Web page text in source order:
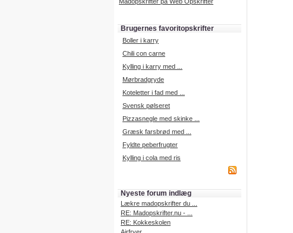
Brugernes favoritopskrifter
Boller i karry
Chili con carne
Kylling i karry med ...
Mørbradgryde
Koteletter i fad med ...
Svensk pølseret
Pizzasnegle med skinke ...
Græsk farsbrød med ...
Fyldte peberfrugter
Kylling i cola med ris
Nyeste forum indlæg
Lækre madopskrifter du ...
RE: Madopskrifter.nu - ...
RE: Kokkeskolen